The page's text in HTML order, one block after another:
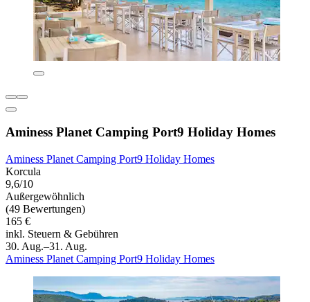
Aminess Planet Camping Port9 Holiday Homes
Aminess Planet Camping Port9 Holiday Homes
Korcula
9,6/10
Außergewöhnlich
(49 Bewertungen)
165 €
inkl. Steuern & Gebühren
30. Aug.–31. Aug.
Aminess Planet Camping Port9 Holiday Homes